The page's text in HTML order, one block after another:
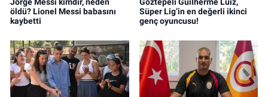
öldü? Lionel Messi babasını
kaybetti
Süper Lig’in en değerli ikinci
genç oyuncusu!